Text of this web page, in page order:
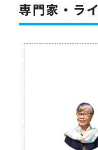
専門家・ラ